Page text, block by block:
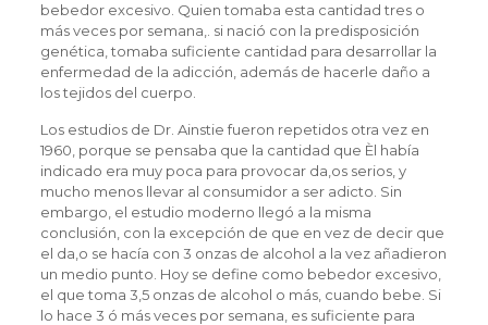
bebedor excesivo. Quien tomaba esta cantidad tres o
más veces por semana,. si nació con la predisposición
genética, tomaba suficiente cantidad para desarrollar la
enfermedad de la adicción, además de hacerle daño a
los tejidos del cuerpo.
Los estudios de Dr. Ainstie fueron repetidos otra vez en
1960, porque se pensaba que la cantidad que Èl había
indicado era muy poca para provocar da‚os serios, y
mucho menos llevar al consumidor a ser adicto. Sin
embargo, el estudio moderno llegó a la misma
conclusión, con la excepción de que en vez de decir que
el da‚o se hacía con 3 onzas de alcohol a la vez añadieron
un medio punto. Hoy se define como bebedor excesivo,
el que toma 3,5 onzas de alcohol o más, cuando bebe. Si
lo hace 3 ó más veces por semana, es suficiente para